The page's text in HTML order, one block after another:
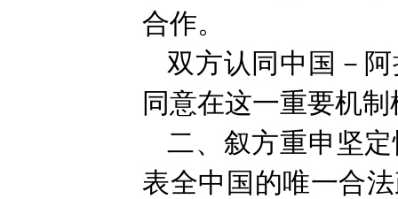
合作。
双方认同中国－
同意在这一重要机
二、叙方重申坚
表全中国的唯一合